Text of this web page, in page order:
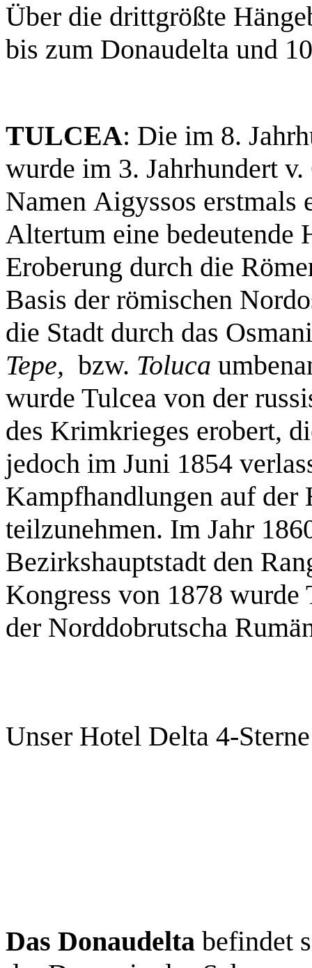
Über die drittgrößte
bis zum Donaudelta und
TULCEA: Die im 8.
wurde im 3. Jahrhundert
Namen Aigyssos erstmals
Altertum eine bedeutende
Eroberung durch die
Basis der römischen
die Stadt durch das
Tepe, bzw. Toluca
wurde Tulcea von der
des Krimkrieges erobert,
jedoch im Juni 1854
Kampfhandlungen auf
teilzunehmen. Im Jahr
Bezirkshauptstadt den
Kongress von 1878 wurde
der Norddobrutscha
Unser Hotel Delta 4-
Das Donaudelta befindet